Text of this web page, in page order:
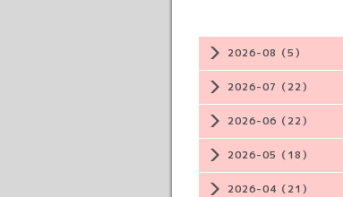
2026-08（5）
2026-07（22）
2026-06（22）
2026-05（18）
2026-04（21）